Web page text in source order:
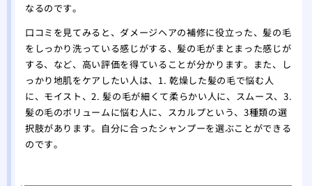
なるのです。
口コミを見てみると、ダメージヘアの補修に役立った、髪の毛
をしっかり洗っている感じがする、髪の毛がまとまった感じが
する、など、高い評価を得ていることが分かります。また、し
っかり地肌をケアしたい人は、1. 乾燥した髪の毛で悩む人
に、モイスト、2. 髪の毛が細くて柔らかい人に、スムース、3.
髪の毛のボリュームに悩む人に、スカルプという、3種類の選
択肢があります。自分に合ったシャンプーを選ぶことができる
のです。